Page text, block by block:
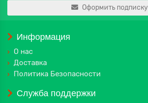
Оформить подписку
Информация
О нас
Доставка
Политика Безопасности
Служба поддержки